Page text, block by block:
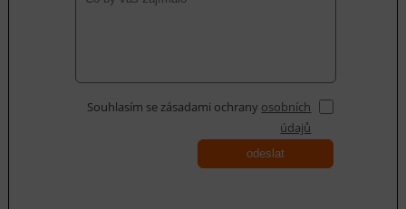
Souhlasím se zásadami ochrany osobních
údajů
odeslat